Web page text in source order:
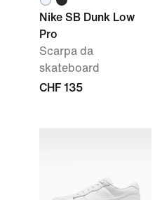
Nike SB Dunk Low
Pro
Scarpa da
skateboard
CHF 135